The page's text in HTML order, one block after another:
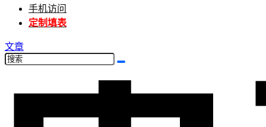
手机访问
定制填表
文章